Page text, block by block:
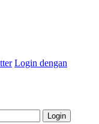
Login dengan